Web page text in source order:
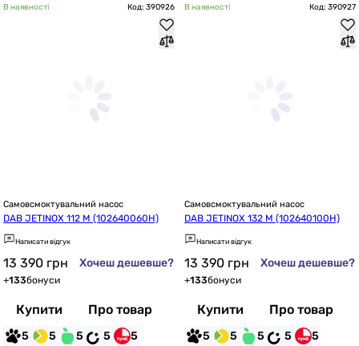
В наявності Код: 390926
Самовсмоктувальний насос
DAB JETINOX 112 M (102640060H)
Написати відгук
13 390 грн Хочеш дешевше?
+133бонуси
Купити Про товар
5 5 5 5 5
В наявності Код: 390927
Самовсмоктувальний насос
DAB JETINOX 132 M (102640100H)
Написати відгук
13 390 грн Хочеш дешевше?
+133бонуси
Купити Про товар
5 5 5 5 5